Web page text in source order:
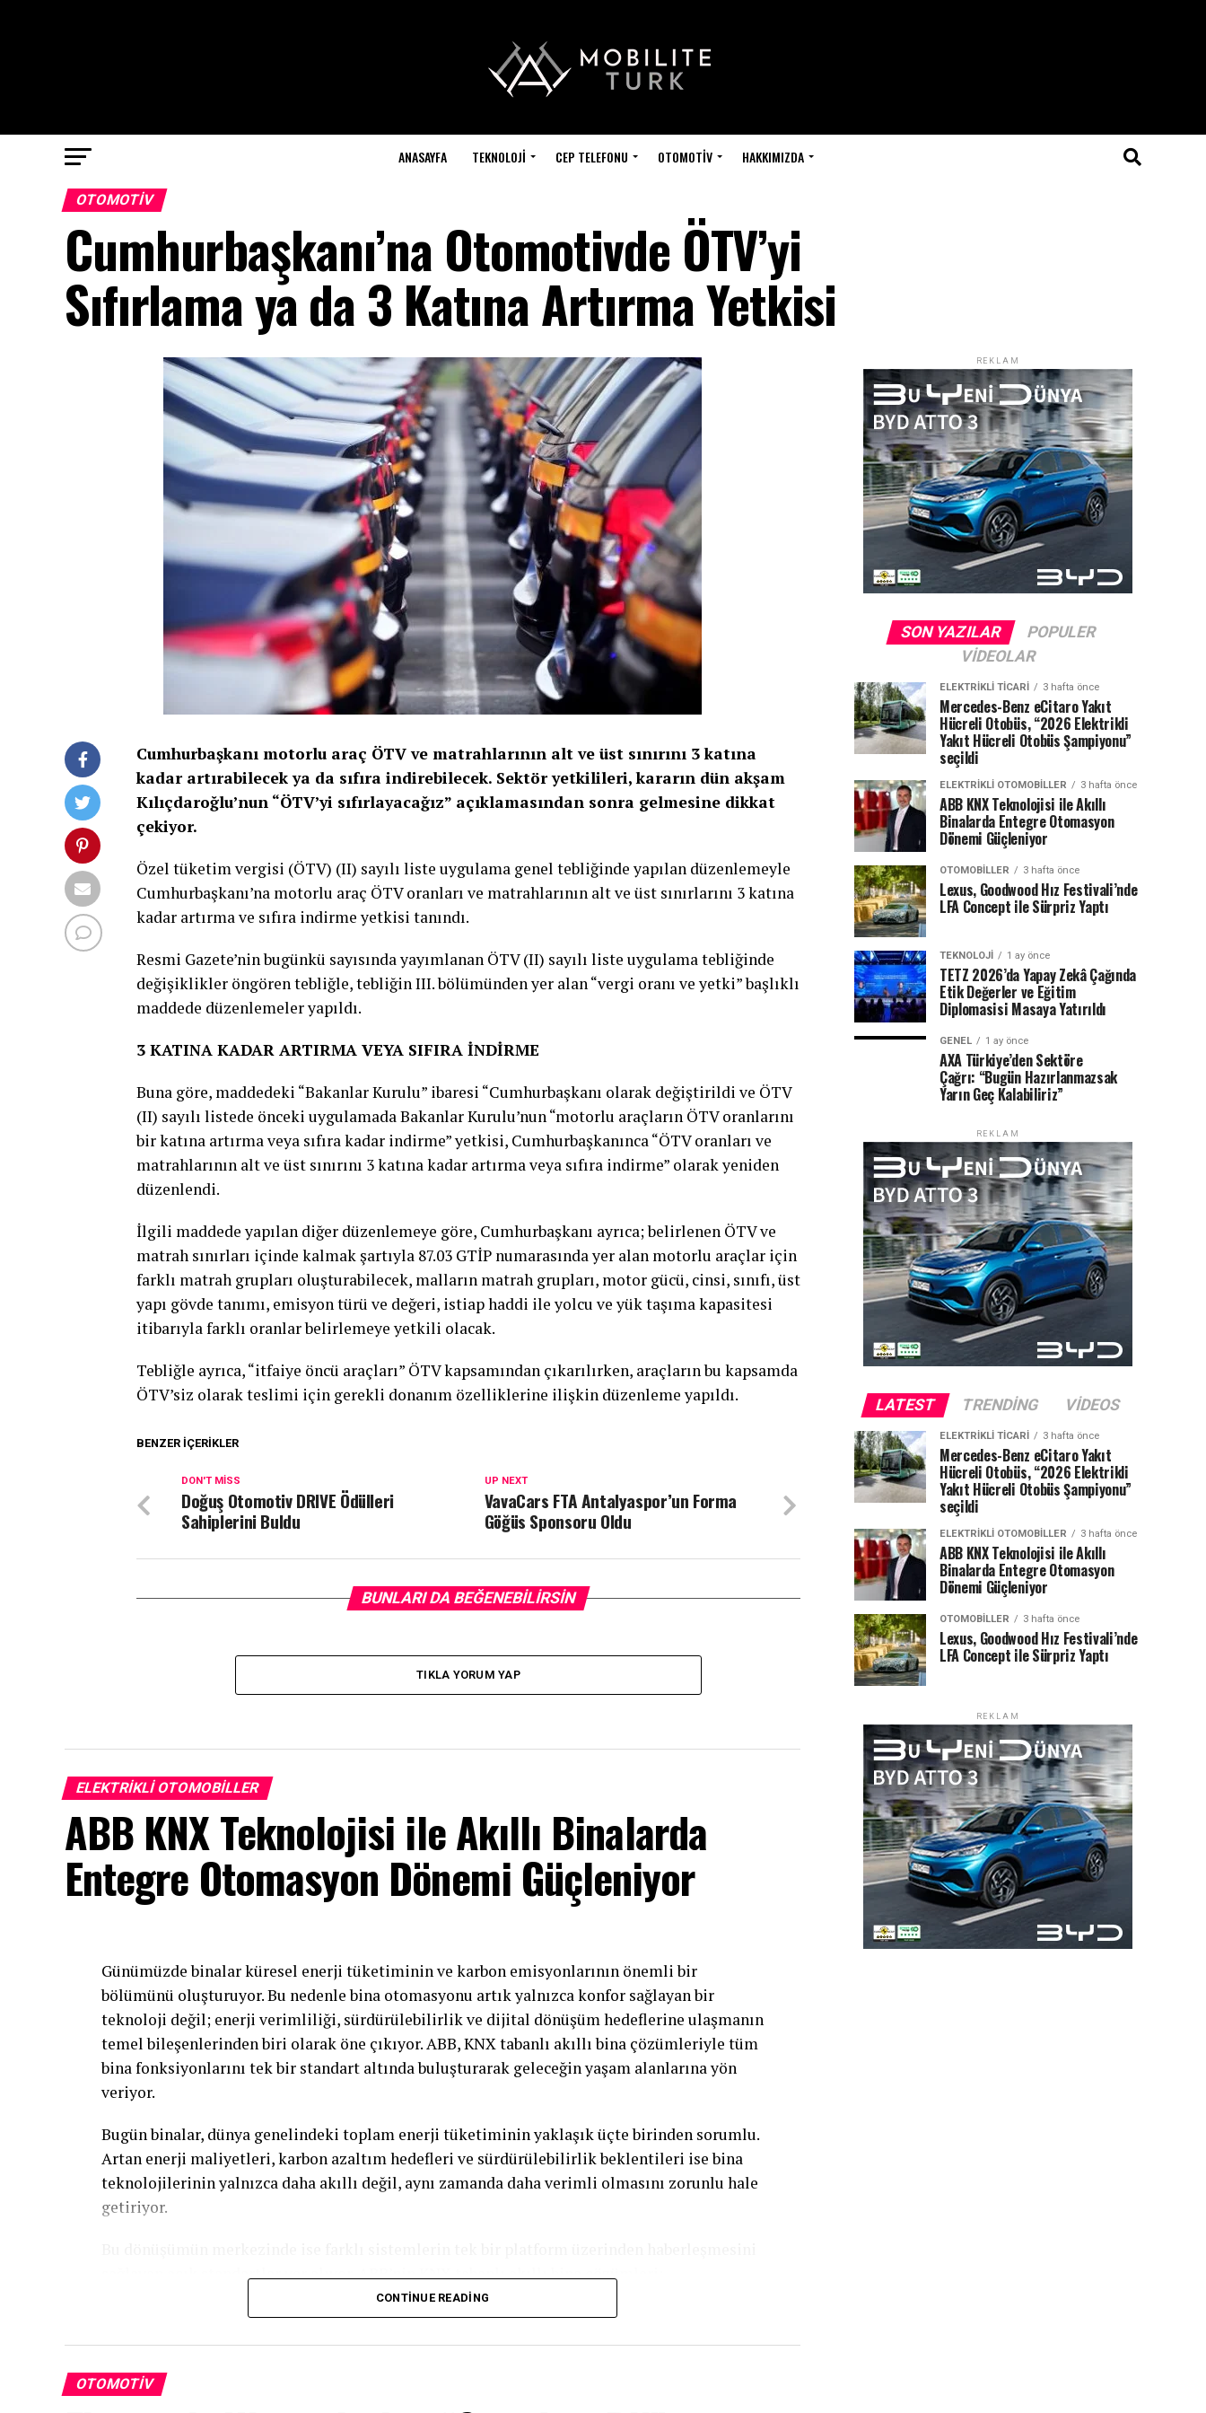
ANASAYFA TEKNOLOJI CEP TELEFONU OTOMOTIV HAKKIMIZDA
OTOMOTIV
Cumhurbaşkanı’na Otomotivde ÖTV’yi
Sıfırlama ya da 3 Katına Artırma Yetkisi
Cumhurbaşkanı motorlu araç ÖTV ve matrahlarının alt ve üst sınırını 3 katına
kadar artırabilecek ya da sıfıra indirebilecek. Sektör yetkilileri, kararın dün akşam
Kılıçdaroğlu’nun “ÖTV’yi sıfırlayacağız” açıklamasından sonra gelmesine dikkat
çekiyor.
Özel tüketim vergisi (ÖTV) (II) sayılı liste uygulama genel tebliğinde yapılan düzenlemeyle
Cumhurbaşkanı’na motorlu araç ÖTV oranları ve matrahlarının alt ve üst sınırlarını 3 katına
kadar artırma ve sıfıra indirme yetkisi tanındı.
Resmi Gazete’nin bugünkü sayısında yayımlanan ÖTV (II) sayılı liste uygulama tebliğinde
değişiklikler öngören tebliğle, tebliğin III. bölümünden yer alan “vergi oranı ve yetki” başlıklı
maddede düzenlemeler yapıldı.
3 KATINA KADAR ARTIRMA VEYA SIFIRA İNDİRME
Buna göre, maddedeki “Bakanlar Kurulu” ibaresi “Cumhurbaşkanı olarak değiştirildi ve ÖTV
(II) sayılı listede önceki uygulamada Bakanlar Kurulu’nun “motorlu araçların ÖTV oranlarını
bir katına artırma veya sıfıra kadar indirme” yetkisi, Cumhurbaşkanınca “ÖTV oranları ve
matrahlarının alt ve üst sınırını 3 katına kadar artırma veya sıfıra indirme” olarak yeniden
düzenlendi.
İlgili maddede yapılan diğer düzenlemeye göre, Cumhurbaşkanı ayrıca; belirlenen ÖTV ve
matrah sınırları içinde kalmak şartıyla 87.03 GTİP numarasında yer alan motorlu araçlar için
farklı matrah grupları oluşturabilecek, malların matrah grupları, motor gücü, cinsi, sınıfı, üst
yapı gövde tanımı, emisyon türü ve değeri, istiap haddi ile yolcu ve yük taşıma kapasitesi
itibarıyla farklı oranlar belirlemeye yetkili olacak.
Tebliğle ayrıca, “itfaiye öncü araçları” ÖTV kapsamından çıkarılırken, araçların bu kapsamda
ÖTV’siz olarak teslimi için gerekli donanım özelliklerine ilişkin düzenleme yapıldı.
BENZER İÇERIKLER
UP NEXT
VavaCars FTA Antalyaspor’un Forma
Göğüs Sponsoru Oldu
DON'T MISS
Doğuş Otomotiv DRIVE Ödülleri
Sahiplerini Buldu
BUNLARI DA BEĞENEBILIRSIN
TIKLA YORUM YAP
ELEKTRIKLI OTOMOBILLER
ABB KNX Teknolojisi ile Akıllı Binalarda
Entegre Otomasyon Dönemi Güçleniyor
Günümüzde binalar küresel enerji tüketiminin ve karbon emisyonlarının önemli bir
bölümünü oluşturuyor. Bu nedenle bina otomasyonu artık yalnızca konfor sağlayan bir
teknoloji değil; enerji verimliliği, sürdürülebilirlik ve dijital dönüşüm hedeflerine ulaşmanın
temel bileşenlerinden biri olarak öne çıkıyor. ABB, KNX tabanlı akıllı bina çözümleriyle tüm
bina fonksiyonlarını tek bir standart altında buluşturarak geleceğin yaşam alanlarına yön
veriyor.
Bugün binalar, dünya genelindeki toplam enerji tüketiminin yaklaşık üçte birinden sorumlu.
Artan enerji maliyetleri, karbon azaltım hedefleri ve sürdürülebilirlik beklentileri ise bina
teknolojilerinin yalnızca daha akıllı değil, aynı zamanda daha verimli olmasını zorunlu hale
getiriyor.
sağlayan açık standartlar yer alıyor. ABB’nin KNX tabanlı akıllı bina çözümleri;
aydınlatmadan HVAC sistemlerine, gölgeleme sistemlerinden enerji yönetimine kadar tüm
bina fonksiyonlarının tek bir altyapı altında entegre biçimde yönetilmesine olanak tanıyor.
CONTINUE READING
OTOMOTIV
REKLAM
SON YAZILAR
POPULER
VIDEOLAR
ELEKTRIKLI TICARI 3 hafta önce
Mercedes-Benz eCitaro Yakıt
Hücreli Otobüs, “2026 Elektrikli
Yakıt Hücreli Otobüs Şampiyonu”
seçildi
ELEKTRIKLI OTOMOBILLER 3 hafta önce
ABB KNX Teknolojisi ile Akıllı
Binalarda Entegre Otomasyon
Dönemi Güçleniyor
OTOMOBILLER 3 hafta önce
Lexus, Goodwood Hız Festivali’nde
LFA Concept ile Sürpriz Yaptı
TEKNOLOJI 1 ay önce
TETZ 2026’da Yapay Zekâ Çağında
Etik Değerler ve Eğitim
Diplomasisi Masaya Yatırıldı
GENEL 1 ay önce
AXA Türkiye’den Sektöre
Çağrı: “Bugün Hazırlanmazsak
Yarın Geç Kalabiliriz”
REKLAM
LATEST TRENDING VIDEOS
ELEKTRIKLI TICARI 3 hafta önce
Mercedes-Benz eCitaro Yakıt
Hücreli Otobüs, “2026 Elektrikli
Yakıt Hücreli Otobüs Şampiyonu”
seçildi
ELEKTRIKLI OTOMOBILLER 3 hafta önce
ABB KNX Teknolojisi ile Akıllı
Binalarda Entegre Otomasyon
Dönemi Güçleniyor
OTOMOBILLER 3 hafta önce
Lexus, Goodwood Hız Festivali’nde
LFA Concept ile Sürpriz Yaptı
REKLAM